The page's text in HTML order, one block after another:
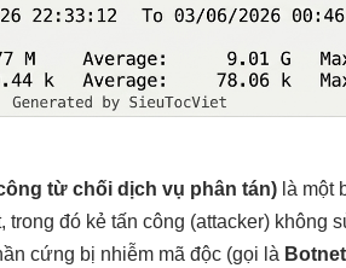
từ chối dịch vụ phân tán) là một
đó kẻ tấn công (attacker) không
cứng bị nhiễm mã độc (gọi là Botnet